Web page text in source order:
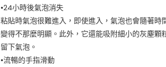
•24小時後氣泡消失
粘貼時氣泡很難進入，即使進入，氣泡也會隨著時
變得不那麼明顯。此外，它還能吸附細小的灰塵顆
留下氣泡。
•流暢的手指滑動